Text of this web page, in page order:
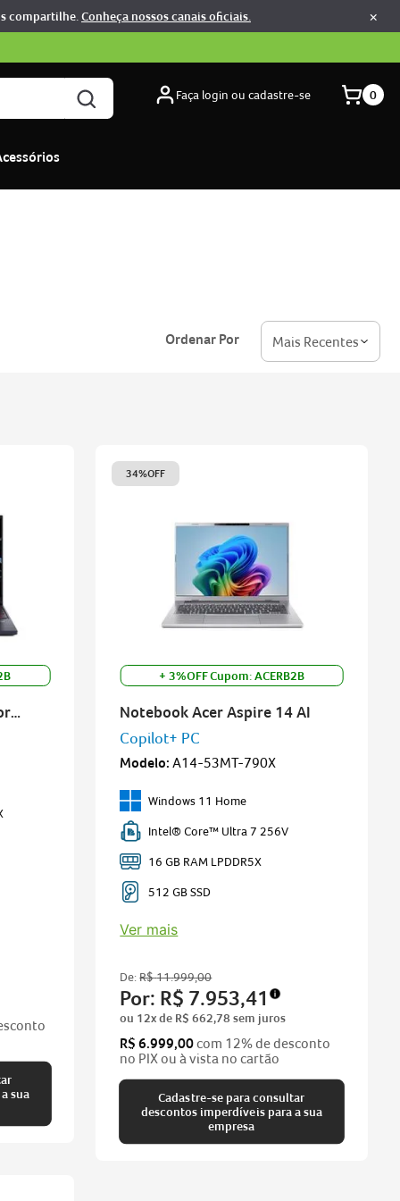
compartilhe. Conheça nossos canais oficiais. ×
Faça login ou cadastre-se 0
Ordenar Por Mais Recentes
34%OFF
+ 3%OFF Cupom: ACERB2B
Notebook Acer Aspire 14 AI
Copilot+ PC
Modelo: A14-53MT-790X
Windows 11 Home
Intel® Core™ Ultra 7 256V
16 GB RAM LPDDR5X
512 GB SSD
Ver mais
De:R$11.999,00
Por: R$ 7.953,41
ou 12x de R$ 662,78 sem juros
R$ 6.999,00com 12% de desconto
no PIX ou à vista no cartão
Cadastre-se para consultar
descontos imperdíveis para a sua
empresa